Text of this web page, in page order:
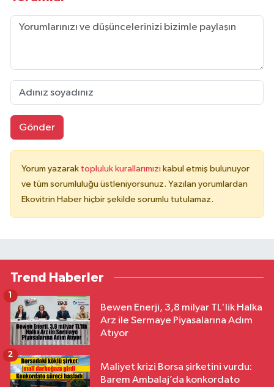
Gönder
Yorum yazarak topluluk kurallarımızı kabul etmiş bulunuyor
ve tüm sorumluluğu üstleniyorsunuz. Yazılan yorumlardan
Ekovitrin Haber hiçbir şekilde sorumlu tutulamaz.
Trend Haberler
Bewen Enerji, 3,8 milyar TL'lik Halka
Arz ile Sermaye Piyasalarına Adım
Atıyor
1
Maliyet krizi Borsa şirketini vurdu:
Barem Ambalaj’da konkordato
2